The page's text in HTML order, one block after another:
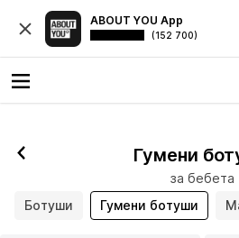
ABOUT YOU App
(152 700)
Гумени
за бебета
Ботуши
Гумени ботуши